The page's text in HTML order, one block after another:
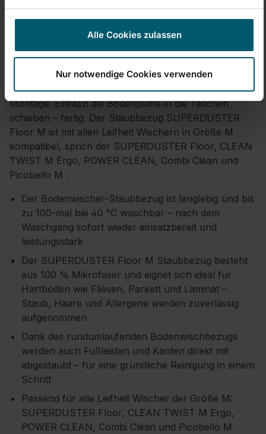
Alle Cookies zulassen
Nur notwendige Cookies verwenden
Der rundum laufende Staubbezug sorgt dafür, dass
auch Fußleisten und Kanten gleich mitgereinigt
der Wischbezug für alle Hartböden wie Fliesen,
Laminat oder Parkett. Die praktische Taschen-
Befestigung ermöglicht eine schnelle und einfache
Montage: Einfach die Bodenplatte in die Taschen
schieben – fertig. Der Staubbezug SUPERDUSTER
Floor M ist mit allen Leifheit Wischern in Größe M
kompatibel, sprich der SUPERDUSTER Floor, CLEAN
TWIST M Ergo, POWER CLEAN, Combi Clean und
Picobello M .
Der Bodenwischer-Staubbezug ist langlebig und bis
zu 100-mal bei 40 °C waschbar – nach dem
Waschgang sofort wieder einsatzbereit und
leistungsstark
Der SUPERDUSTER Floor M Staubbezug besteht
aus 100 % Mikrofaser und eignet sich ideal für
Hartböden wie Fliesen, Parkett und Laminat –
Staub, Haare und Allergene werden zuverlässig
aufgenommen
Dank des rundumlaufenden Bodenwischbezugs
werden auch Fußleisten und Kanten direkt mit
abgestaubt – für eine gründliche Reinigung in einem
Schritt
Passend für alle Leifheit Wischer der Größe M:
SUPERDUSTER Floor, CLEAN TWIST M Ergo,
POWER CLEAN, Combi Clean und Picobello M